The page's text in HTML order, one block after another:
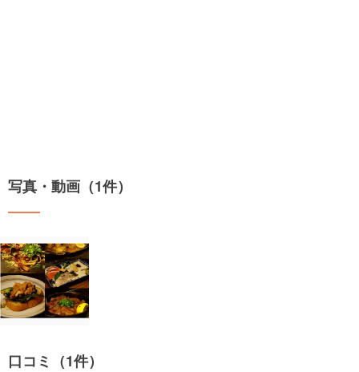
写真・動画（1件）
口コミ（1件）